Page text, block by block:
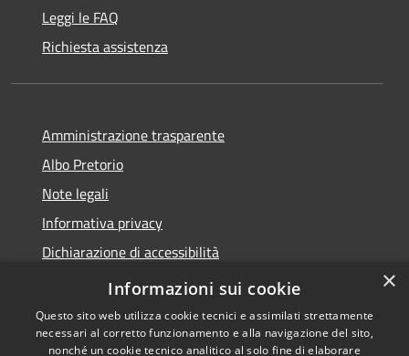
Leggi le FAQ
Richiesta assistenza
Amministrazione trasparente
Albo Pretorio
Note legali
Informativa privacy
Dichiarazione di accessibilità
Obiettivi di accessibilità
×
Informazioni sui cookie
Questo sito web utilizza cookie tecnici e assimilati strettamente
necessari al corretto funzionamento e alla navigazione del sito,
nonché un cookie tecnico analitico al solo fine di elaborare